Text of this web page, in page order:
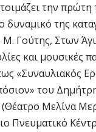
την
της
Γούτης, Στων
και μουσικές
του
Μελίνα
Πνευματικό